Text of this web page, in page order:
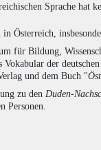
Sprache hat
Österreich,
für Bildung,
Vokabular der
und dem Buch "
zu den Duden-
Personen.